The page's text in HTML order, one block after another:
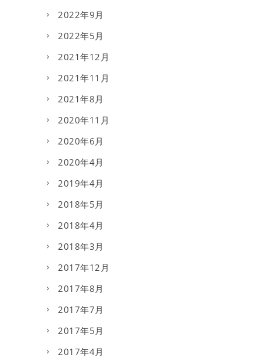
2022年9月
2022年5月
2021年12月
2021年11月
2021年8月
2020年11月
2020年6月
2020年4月
2019年4月
2018年5月
2018年4月
2018年3月
2017年12月
2017年8月
2017年7月
2017年5月
2017年4月